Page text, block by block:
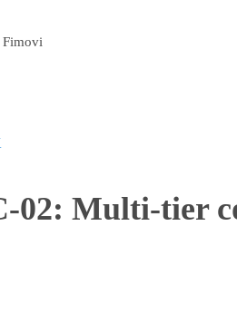
Fimovi
02: Multi-tier